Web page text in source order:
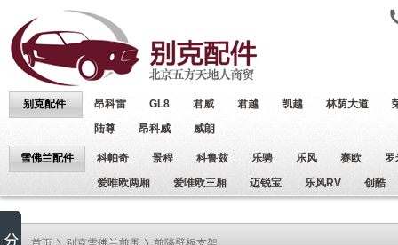
别克配件 昂科雷 GL8 君威 君越 凯越 林荫大道
陆尊
昂科威 威朗
雪佛兰配件 科帕奇 景程 科鲁兹 乐骋 乐风 赛欧
爱唯欧两厢
爱唯欧三厢 迈锐宝 乐风RV 创酷